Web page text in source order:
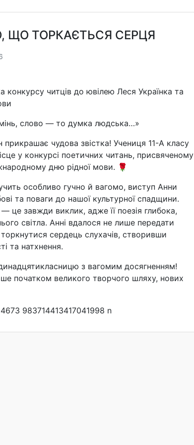
ЩО ТОРКАЄТЬСЯ СЕРЦЯ
конкурсу читців до ювілею Леся Українка та
слово — то думка людська…»
прикрашає чудова звістка! Учениця 11-А класу
у конкурсі поетичних читань, присвяченому
дню рідної мови. 🌹
особливо гучно й вагомо, виступ Анни
та поваги до нашої культурної спадщини.
це завжди виклик, адже її поезія глибока,
світла. Анні вдалося не лише передати
сердець слухачів, створивши
та натхнення.
з вагомим досягненням!
початком великого творчого шляху, нових